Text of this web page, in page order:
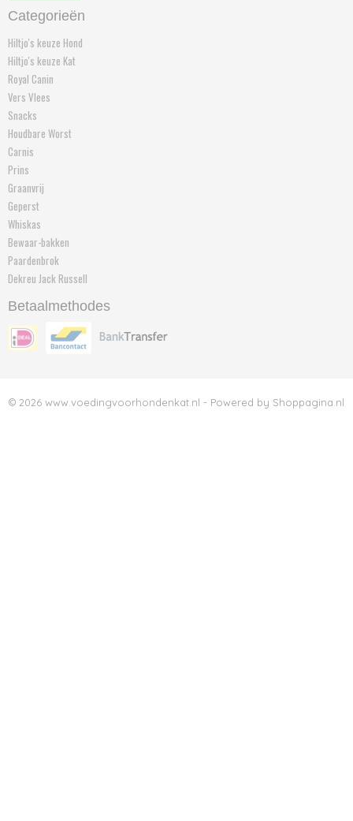
Categorieën
Hiltjo's keuze Hond
Hiltjo's keuze Kat
Royal Canin
Vers Vlees
Snacks
Houdbare Worst
Carnis
Prins
Graanvrij
Geperst
Whiskas
Bewaar-bakken
Paardenbrok
Dekreu Jack Russell
Betaalmethodes
© 2026 www.voedingvoorhondenkat.nl - Powered by Shoppagina.nl